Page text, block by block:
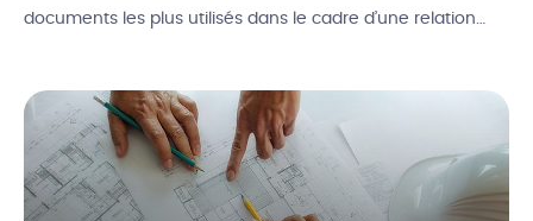
documents les plus utilisés dans le cadre d’une relation
avec les factures. Découvrez notre guide complet sur la
différence entre […]